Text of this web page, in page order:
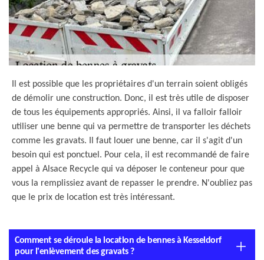
Il est possible que les propriétaires d'un terrain soient obligés
de démolir une construction. Donc, il est très utile de disposer
de tous les équipements appropriés. Ainsi, il va falloir falloir
utiliser une benne qui va permettre de transporter les déchets
comme les gravats. Il faut louer une benne, car il s'agit d'un
besoin qui est ponctuel. Pour cela, il est recommandé de faire
appel à Alsace Recycle qui va déposer le conteneur pour que
vous la remplissiez avant de repasser le prendre. N'oubliez pas
que le prix de location est très intéressant.
Comment se déroule la location de bennes à Kesseldorf
pour l'enlèvement des gravats ?